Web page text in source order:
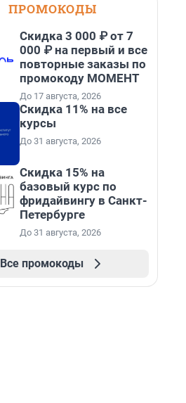
ПРОМОКОДЫ
Скидка 3 000 ₽ от 7
000 ₽ на первый и все
повторные заказы по
промокоду МОМЕНТ
До 17 августа, 2026
Скидка 11% на все
курсы
До 31 августа, 2026
Скидка 15% на
базовый курс по
фридайвингу в Санкт-
Петербурге
До 31 августа, 2026
Все промокоды